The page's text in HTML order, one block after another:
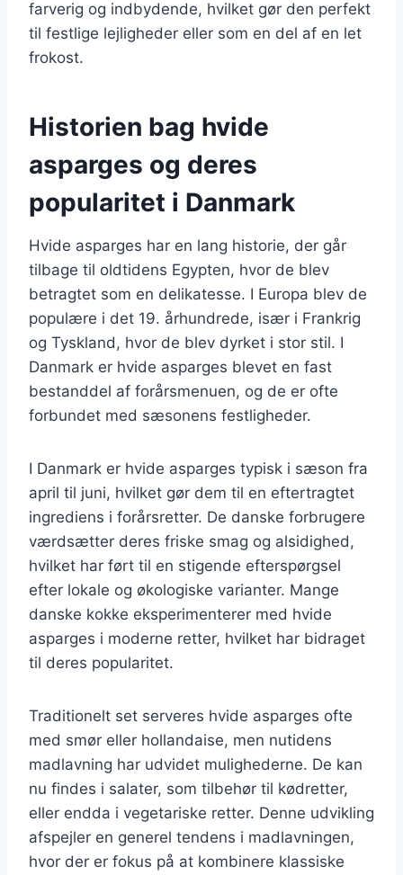
farverig og indbydende, hvilket gør den perfekt
til festlige lejligheder eller som en del af en let
frokost.
Historien bag hvide
asparges og deres
popularitet i Danmark
Hvide asparges har en lang historie, der går
tilbage til oldtidens Egypten, hvor de blev
betragtet som en delikatesse. I Europa blev de
populære i det 19. århundrede, især i Frankrig
og Tyskland, hvor de blev dyrket i stor stil. I
Danmark er hvide asparges blevet en fast
bestanddel af forårsmenuen, og de er ofte
forbundet med sæsonens festligheder.
I Danmark er hvide asparges typisk i sæson fra
april til juni, hvilket gør dem til en eftertragtet
ingrediens i forårsretter. De danske forbrugere
værdsætter deres friske smag og alsidighed,
hvilket har ført til en stigende efterspørgsel
efter lokale og økologiske varianter. Mange
danske kokke eksperimenterer med hvide
asparges i moderne retter, hvilket har bidraget
til deres popularitet.
Traditionelt set serveres hvide asparges ofte
med smør eller hollandaise, men nutidens
madlavning har udvidet mulighederne. De kan
nu findes i salater, som tilbehør til kødretter,
eller endda i vegetariske retter. Denne udvikling
afspejler en generel tendens i madlavningen,
hvor der er fokus på at kombinere klassiske